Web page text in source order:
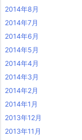
2014年8月
2014年7月
2014年6月
2014年5月
2014年4月
2014年3月
2014年2月
2014年1月
2013年12月
2013年11月